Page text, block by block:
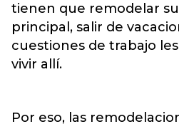
tienen que remodelar
principal, salir de
cuestiones de trabajo
vivir allí.
Por eso, las